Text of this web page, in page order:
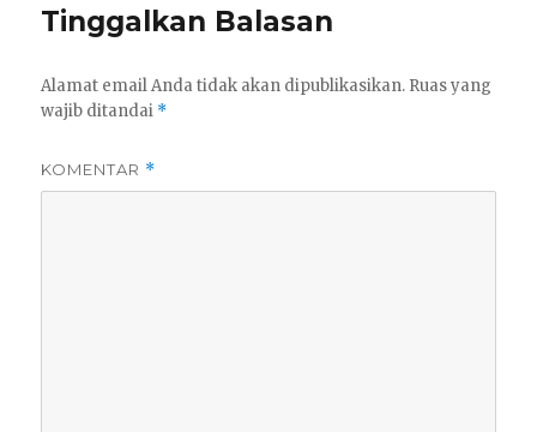
Tinggalkan Balasan
Alamat email Anda tidak akan dipublikasikan. Ruas yang
wajib ditandai *
KOMENTAR *